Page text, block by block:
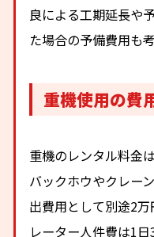
良による工期延長や
た場合の予備費用も
重機使用の費
重機のレンタル料金
バックホウやクレー
出費用として別途2
レーター人件費は1日